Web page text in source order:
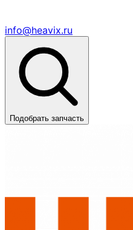
info@heavix.ru
Подобрать запчасть